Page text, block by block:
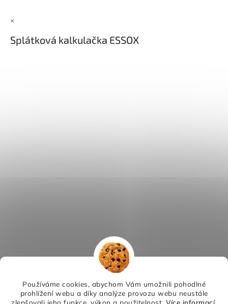
Používáme cookies, abychom Vám umožnili pohodlné
prohlížení webu a díky analýze provozu webu neustále
zlepšovali jeho funkce, výkon a použitelnost.Více informací.
×
Splátková kalkulačka ESSOX